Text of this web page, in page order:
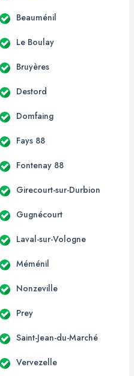
Beauménil
Le Boulay
Bruyères
Destord
Domfaing
Fays 88
Fontenay 88
Girecourt-sur-Durbion
Gugnécourt
Laval-sur-Vologne
Méménil
Nonzeville
Prey
Saint-Jean-du-Marché
Vervezelle